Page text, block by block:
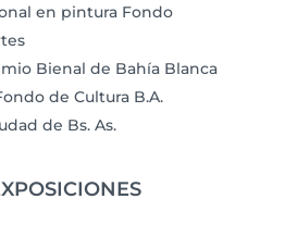
en pintura Fondo
Bienal de Bahía Blanca
de Cultura B.A.
de Bs. As.